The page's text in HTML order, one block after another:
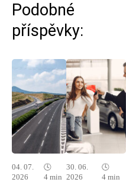
Podobné
příspěvky:
04. 07.
2026
🕓
4 min
30. 06.
2026
🕓
4 min